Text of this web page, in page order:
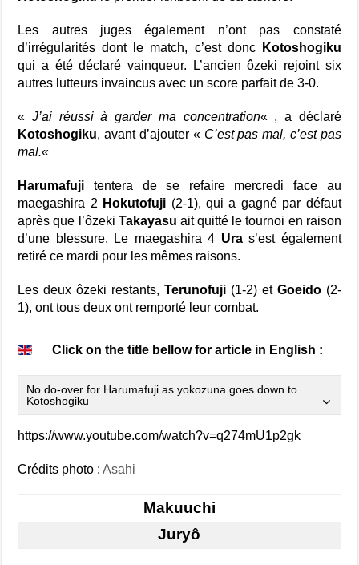
Les autres juges également n’ont pas constaté
d’irrégularités dont le match, c’est donc
Kotoshogiku
qui a été déclaré vainqueur. L’ancien ôzeki rejoint six
autres lutteurs invaincus avec un score parfait de 3-0.
« J’ai réussi à garder ma concentration« , a déclaré
Kotoshogiku, avant d’ajouter « C’est pas mal, c’est pas
mal.«
Harumafuji tentera de se refaire mercredi face au
maegashira 2 Hokutofuji (2-1), qui a gagné par défaut
après que l’ôzeki Takayasu ait quitté le tournoi en raison
d’une blessure. Le maegashira 4 Uras’est également
retiré ce mardi pour les mêmes raisons.
Les deux ôzeki restants, Terunofuji (1-2) et Goeido(2-
1), ont tous deux ont remporté leur combat.
Click on the title bellow for article in English :
No do-over for Harumafuji as yokozuna goes down to
Kotoshogiku
https://www.youtube.com/watch?v=q274mU1p2gk
Crédits photo :Asahi
Makuuchi
Juryô